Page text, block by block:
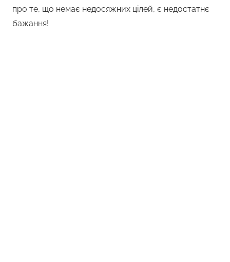
про те, що немає недосяжних цілей, є недостатнє
бажання!